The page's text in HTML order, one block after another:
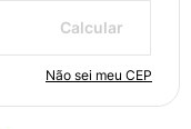
Não sei meu CEP
Calcular